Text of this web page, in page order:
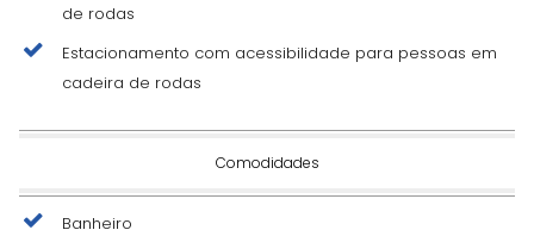
de rodas
Estacionamento com acessibilidade para pessoas em
cadeira de rodas
Comodidades
Banheiro